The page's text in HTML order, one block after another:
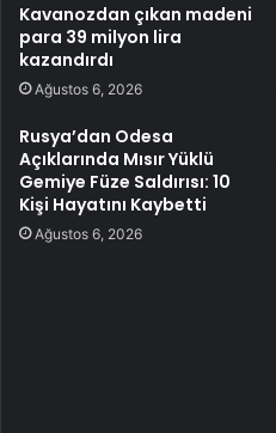
Kavanozdan çıkan madeni
para 39 milyon lira
kazandırdı
Ağustos 6, 2026
Rusya’dan Odesa
Açıklarında Mısır Yüklü
Gemiye Füze Saldırısı: 10
Kişi Hayatını Kaybetti
Ağustos 6, 2026